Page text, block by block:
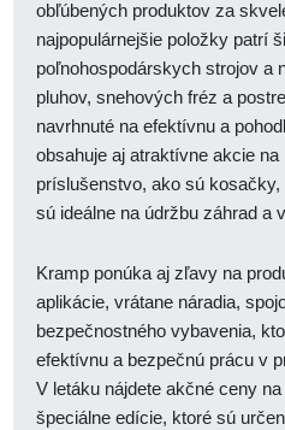
obľúbených produktov za
najpopulárnejšie položky patrí
poľnohospodárskych strojov a
pluhov, snehových fréz a
navrhnuté na efektívnu a
obsahuje aj atraktívne akcie
príslušenstvo, ako sú
sú ideálne na údržbu záhrad a
Kramp ponúka aj zľavy na
aplikácie, vrátane náradia,
bezpečnostného vybavenia,
efektívnu a bezpečnú prácu v
V letáku nájdete akčné ceny
špeciálne edície, ktoré sú